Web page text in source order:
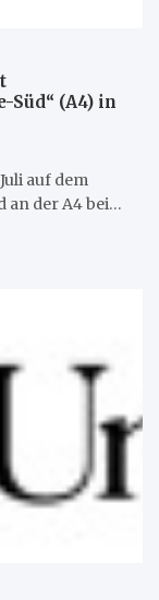
(A4) in
auf dem
an der A4 bei…